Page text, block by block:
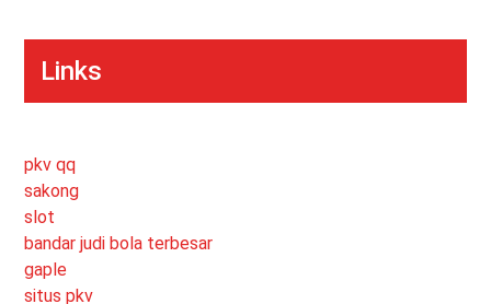
Links
pkv qq
sakong
slot
bandar judi bola terbesar
gaple
situs pkv